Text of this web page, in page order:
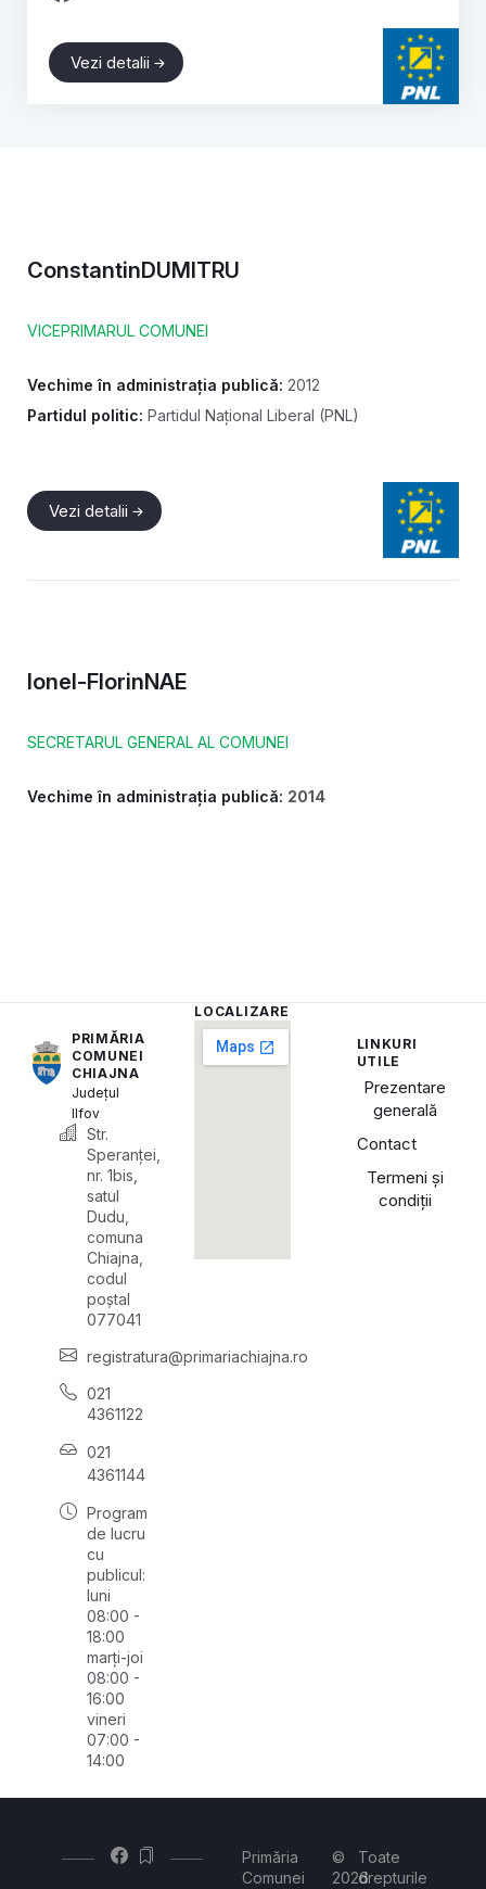
Vezi detalii
ConstantinDUMITRU
VICEPRIMARUL COMUNEI
Vechime în administrația publică: 2012
Partidul politic: Partidul Național Liberal (PNL)
Vezi detalii
Ionel-FlorinNAE
SECRETARUL GENERAL AL COMUNEI
Vechime în administrația publică: 2014
PRIMĂRIA
COMUNEI
CHIAJNA
Județul
Ilfov
Str.
Speranței,
nr. 1bis,
satul
Dudu,
comuna
Chiajna,
codul
poștal
077041
registratura@primariachiajna.ro
021
4361122
021
4361144
Program
de lucru
cu
publicul:
luni
08:00 -
18:00
marți-joi
08:00 -
16:00
vineri
07:00 -
14:00
LOCALIZARE
LINKURI
UTILE
Prezentare
generală
Contact
Termeni și
condiții
Primăria
Comunei
©
2026
Toate
drepturile